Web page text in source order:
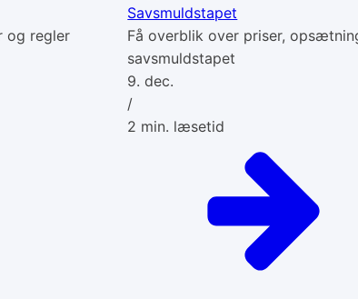
og regler
Savsmuldstapet
Få overblik over priser,
savsmuldstapet
9. dec.
/
2 min. læsetid